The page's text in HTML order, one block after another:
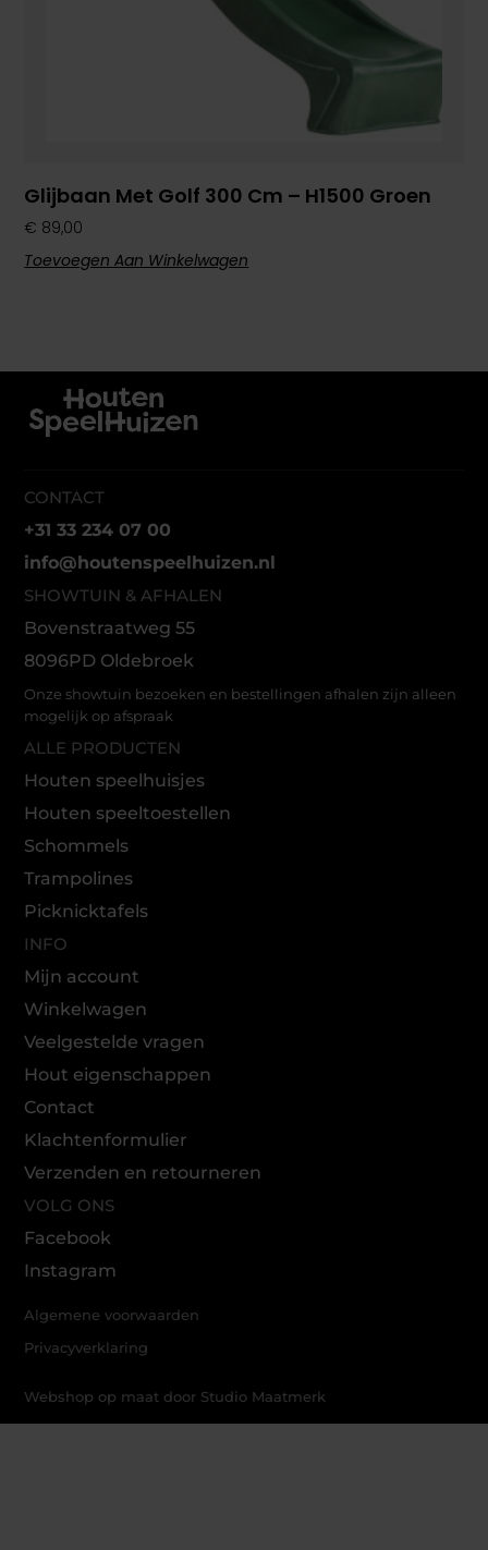
Glijbaan Met Golf 300 Cm – H1500 Groen
€ 89,00
Toevoegen Aan Winkelwagen
CONTACT
+31 33 234 07 00
info@houtenspeelhuizen.nl
SHOWTUIN & AFHALEN
Bovenstraatweg 55
8096PD Oldebroek
Onze showtuin bezoeken en bestellingen afhalen zijn alleen
mogelijk op afspraak
ALLE PRODUCTEN
Houten speelhuisjes
Houten speeltoestellen
Schommels
Trampolines
Picknicktafels
INFO
Mijn account
Winkelwagen
Veelgestelde vragen
Hout eigenschappen
Contact
Klachtenformulier
Verzenden en retourneren
VOLG ONS
Facebook
Instagram
Webshop op maat door Studio Maatmerk
Algemene voorwaarden
Privacyverklaring